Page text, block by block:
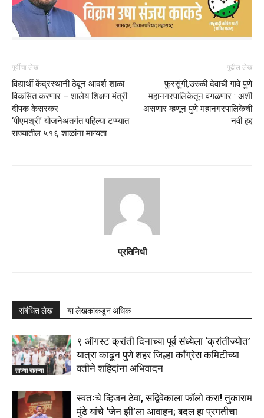
पूर्वीचा लेख
विद्यार्थी केंद्रस्थानी ठेवून आदर्श शाळा
विकसित करणार – शालेय शिक्षण मंत्री
दीपक केसरकर
‘पीएमश्री’ योजनेअंतर्गत पहिल्या टप्प्यात
राज्यातील ५१६ शाळांना मान्यता
पुढील लेख
फुरसुंगी,उरुळी देवाची गावे पुणे
महानगरपालिकेतून वगळणार : अशी
असणार म्हणून पुणे महानगरपालिकेची
नवी हद्द
प्रतिनिधी
संबंधित लेख या लेखकाकडून अधिक
ताज्या बातम्या
९ ऑगस्ट क्रांती दिनाच्या पूर्व संध्येला ‘क्रांतीज्योत’
यात्रा काढून पुणे शहर जिल्हा काँग्रेस कमिटीच्या
वतीने शहिदांना अभिवादन
स्वतःचे व्हिजन ठेवा, सद्विवेकाला फॉलो करा! तुकाराम
मुंढे यांचे ‘जेन झी’ला आवाहन; बदल हा प्रगतीचा